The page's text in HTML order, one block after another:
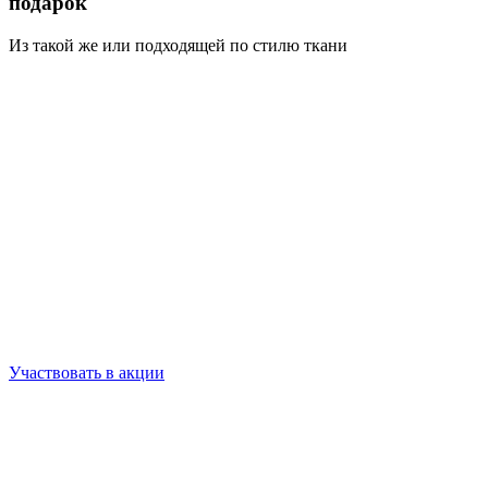
Из такой же или подходящей по стилю ткани
Участвовать в акции